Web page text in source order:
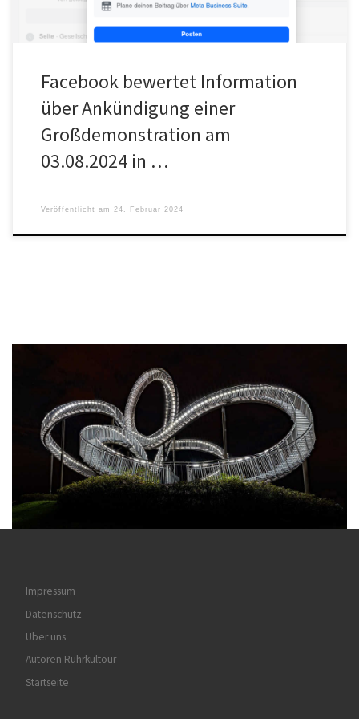
Facebook bewertet Information
über Ankündigung einer
Großdemonstration am
03.08.2024 in …
Veröffentlicht am 24. Februar 2024
Impressum
Datenschutz
Über uns
Autoren Ruhrkultour
Startseite